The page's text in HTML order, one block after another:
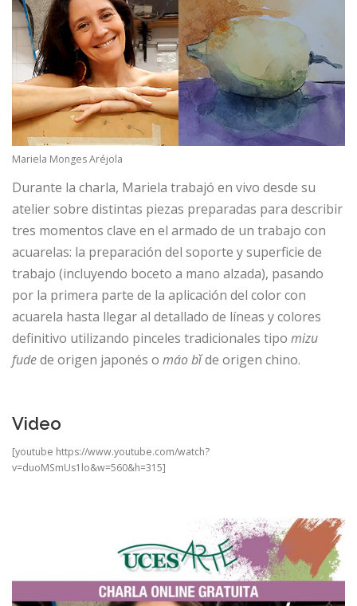
Mariela Monges Aréjola
Durante la charla, Mariela trabajó en vivo desde su
atelier sobre distintas piezas preparadas para describir
tres momentos clave en el armado de un trabajo con
acuarelas: la preparación del soporte y superficie de
trabajo (incluyendo boceto a mano alzada), pasando
por la primera parte de la aplicación del color con
acuarela hasta llegar al detallado de líneas y colores
definitivo utilizando pinceles tradicionales tipo mizu
fudede origen japonés o máo bǐde origen chino.
Video
[youtube https://www.youtube.com/watch?
v=duoMSmUs1lo&w=560&h=315]